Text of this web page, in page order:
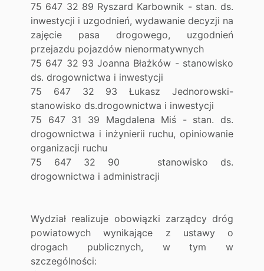
75 647 32 89 Ryszard Karbownik - stan. ds.
inwestycji i uzgodnień, wydawanie decyzji na
zajęcie pasa drogowego, uzgodnień
przejazdu pojazdów nienormatywnych
75 647 32 93 Joanna Błażków - stanowisko
ds. drogownictwa i inwestycji
75 647 32 93 Łukasz Jednorowski-
stanowisko ds.drogownictwa i inwestycji
75 647 31 39 Magdalena Miś - stan. ds.
drogownictwa i inżynierii ruchu, opiniowanie
organizacji ruchu
75 647 32 90 stanowisko ds.
drogownictwa i administracji
Wydział realizuje obowiązki zarządcy dróg
powiatowych wynikające z ustawy o
drogach publicznych, w tym w
szczególności: